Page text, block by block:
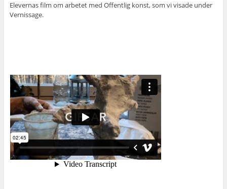
Elevernas film om arbetet med Offentlig konst, som vi visade under
Vernissage.